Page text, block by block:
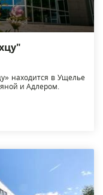
находится в Ущелье
и Адлером.